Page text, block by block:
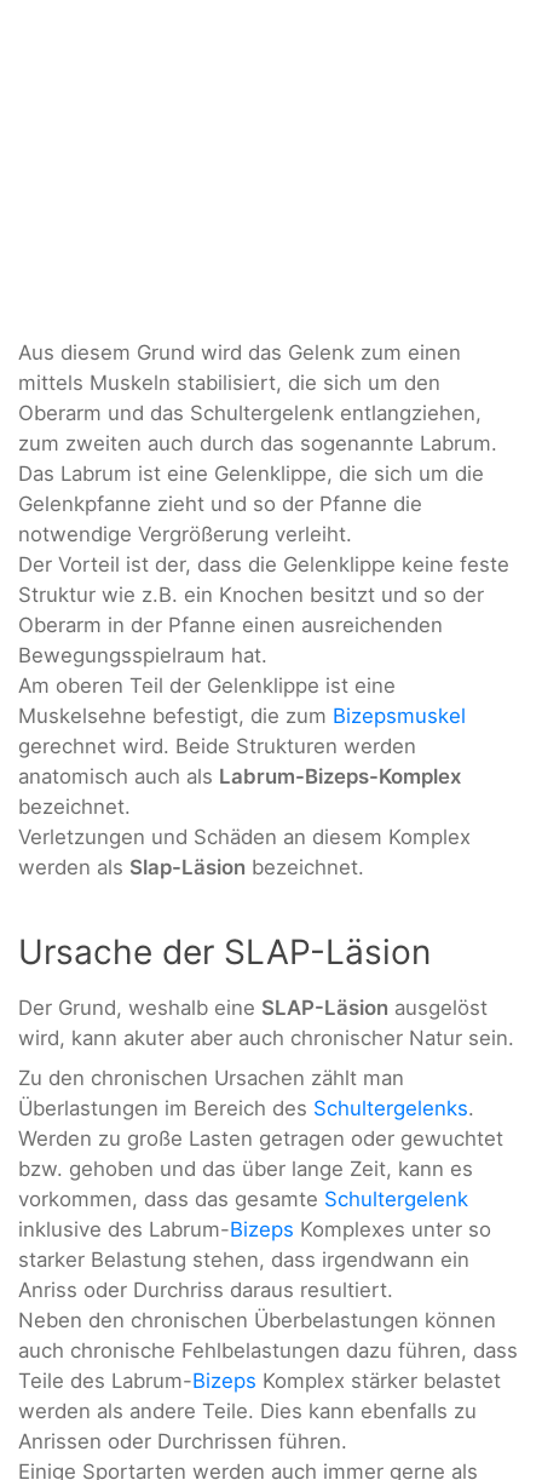
Aus diesem Grund wird das Gelenk zum einen
mittels Muskeln stabilisiert, die sich um den
Oberarm und das Schultergelenk entlangziehen,
zum zweiten auch durch das sogenannte Labrum.
Das Labrum ist eine Gelenklippe, die sich um die
Gelenkpfanne zieht und so der Pfanne die
notwendige Vergrößerung verleiht.
Der Vorteil ist der, dass die Gelenklippe keine feste
Struktur wie z.B. ein Knochen besitzt und so der
Oberarm in der Pfanne einen ausreichenden
Bewegungsspielraum hat.
Am oberen Teil der Gelenklippe ist eine
Muskelsehne befestigt, die zum Bizepsmuskel
gerechnet wird. Beide Strukturen werden
anatomisch auch als Labrum-Bizeps-Komplex
bezeichnet.
Verletzungen und Schäden an diesem Komplex
werden als Slap-Läsion bezeichnet.
Ursache der SLAP-Läsion
Der Grund, weshalb eine SLAP-Läsion ausgelöst
wird, kann akuter aber auch chronischer Natur sein.
Zu den chronischen Ursachen zählt man
Überlastungen im Bereich des Schultergelenks.
Werden zu große Lasten getragen oder gewuchtet
bzw. gehoben und das über lange Zeit, kann es
vorkommen, dass das gesamte Schultergelenk
inklusive des Labrum-Bizeps Komplexes unter so
starker Belastung stehen, dass irgendwann ein
Anriss oder Durchriss daraus resultiert.
Neben den chronischen Überbelastungen können
auch chronische Fehlbelastungen dazu führen, dass
Teile des Labrum-Bizeps Komplex stärker belastet
werden als andere Teile. Dies kann ebenfalls zu
Anrissen oder Durchrissen führen.
Einige Sportarten werden auch immer gerne als